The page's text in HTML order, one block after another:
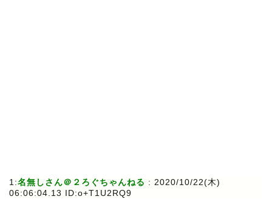
1:名無しさん＠２ろぐちゃんねる : 2020/10/22(木)
06:06:04.13 ID:o+T1U2RQ9